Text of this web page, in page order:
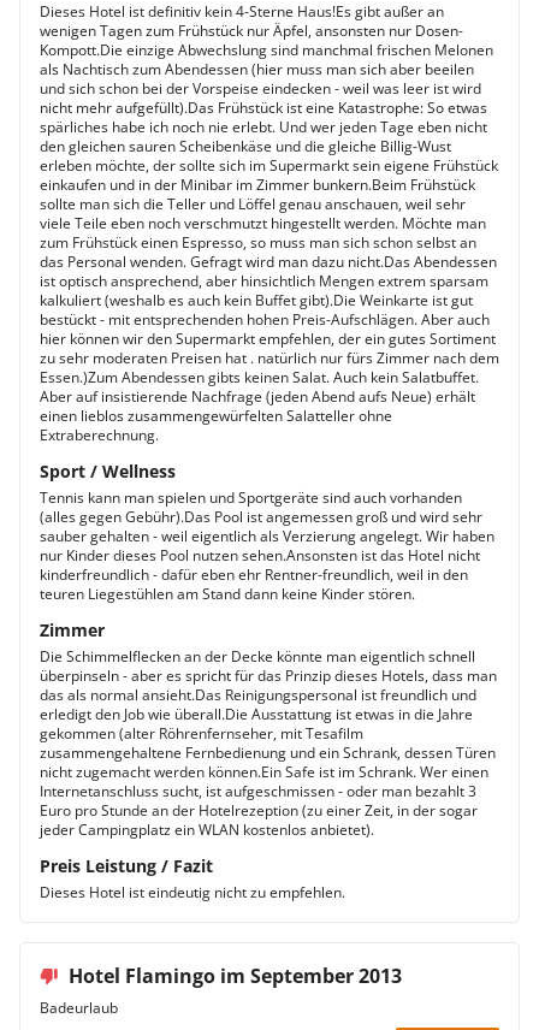
Dieses Hotel ist definitiv kein 4-Sterne Haus!Es gibt außer an
wenigen Tagen zum Frühstück nur Äpfel, ansonsten nur Dosen-
Kompott.Die einzige Abwechslung sind manchmal frischen Melonen
als Nachtisch zum Abendessen (hier muss man sich aber beeilen
und sich schon bei der Vorspeise eindecken - weil was leer ist wird
nicht mehr aufgefüllt).Das Frühstück ist eine Katastrophe: So etwas
spärliches habe ich noch nie erlebt. Und wer jeden Tage eben nicht
den gleichen sauren Scheibenkäse und die gleiche Billig-Wust
erleben möchte, der sollte sich im Supermarkt sein eigene Frühstück
einkaufen und in der Minibar im Zimmer bunkern.Beim Frühstück
sollte man sich die Teller und Löffel genau anschauen, weil sehr
viele Teile eben noch verschmutzt hingestellt werden. Möchte man
zum Frühstück einen Espresso, so muss man sich schon selbst an
das Personal wenden. Gefragt wird man dazu nicht.Das Abendessen
ist optisch ansprechend, aber hinsichtlich Mengen extrem sparsam
kalkuliert (weshalb es auch kein Buffet gibt).Die Weinkarte ist gut
bestückt - mit entsprechenden hohen Preis-Aufschlägen. Aber auch
hier können wir den Supermarkt empfehlen, der ein gutes Sortiment
zu sehr moderaten Preisen hat . natürlich nur fürs Zimmer nach dem
Essen.)Zum Abendessen gibts keinen Salat. Auch kein Salatbuffet.
Aber auf insistierende Nachfrage (jeden Abend aufs Neue) erhält
einen lieblos zusammengewürfelten Salatteller ohne
Extraberechnung.
Sport / Wellness
Tennis kann man spielen und Sportgeräte sind auch vorhanden
(alles gegen Gebühr).Das Pool ist angemessen groß und wird sehr
sauber gehalten - weil eigentlich als Verzierung angelegt. Wir haben
nur Kinder dieses Pool nutzen sehen.Ansonsten ist das Hotel nicht
kinderfreundlich - dafür eben ehr Rentner-freundlich, weil in den
teuren Liegestühlen am Stand dann keine Kinder stören.
Zimmer
Die Schimmelflecken an der Decke könnte man eigentlich schnell
überpinseln - aber es spricht für das Prinzip dieses Hotels, dass man
das als normal ansieht.Das Reinigungspersonal ist freundlich und
erledigt den Job wie überall.Die Ausstattung ist etwas in die Jahre
gekommen (alter Röhrenfernseher, mit Tesafilm
zusammengehaltene Fernbedienung und ein Schrank, dessen Türen
nicht zugemacht werden können.Ein Safe ist im Schrank. Wer einen
Internetanschluss sucht, ist aufgeschmissen - oder man bezahlt 3
Euro pro Stunde an der Hotelrezeption (zu einer Zeit, in der sogar
jeder Campingplatz ein WLAN kostenlos anbietet).
Preis Leistung / Fazit
Dieses Hotel ist eindeutig nicht zu empfehlen.
Hotel Flamingo im September 2013
Badeurlaub